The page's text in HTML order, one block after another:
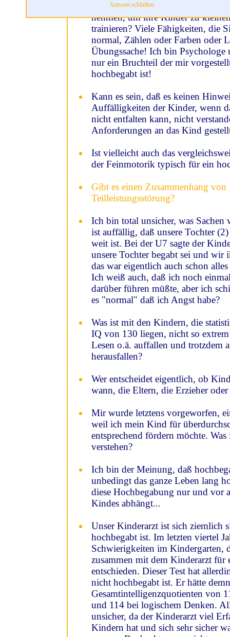
Antwort schließen
Befürchten Sie nicht, daß Eltern
nehmen, um ihre Kinder zu
trainieren? Viele Fähigkeiten, die
normal, Zählen oder Farben oder
Übungssache! Ich bin
nur ein Bruchteil der mir
hochbegabt ist!
Kann es sein, daß es keinen
Auffälligkeiten der Kinder, wenn
nicht entfalten kann, nicht
Anforderungen an das Kind
Ist vielleicht auch das
der Feinmotorik typisch für ein
Gibt es einen Zusammenhang
Teilleistungsstörung?
Ich bin total unsicher, was
ist auffällig, daß unsere Tochter
weit ist. Bei der U7 sagte der
unsere Tochter begabt sei und wir
das war eigentlich auch schon
Ich weiß auch, daß ich noch
darüber führen müßte, aber ich
es "normal" daß ich Angst habe?
Was ist mit den Kindern, die
IQ von 130 liegen, nicht so
Lesen o.ä. auffallen und trotzdem
herausfallen?
Wer entscheidet eigentlich, ob
wann, die Eltern, die Erzieher
Mir wurde letztens vorgeworfen,
weil ich mein Kind für
entsprechend fördern möchte.
verstehen?
Ich bin der Meinung, daß
unbedingt das ganze Leben lang
diese Hochbegabung nur und vor
Kindes abhängt...
Unser Kinderarzt ist sich ziemlich
hochbegabt ist. Im letzten viertel
Schwierigkeiten im Kindergarten,
zusammen mit dem Kinderarzt für
entschieden. Dieser Test hat
nicht hochbegabt ist. Er hätte
Gesamtintelligenzquotienten von
und 114 bei logischem Denken.
unsicher, da der Kinderarzt viel
Kindern hat und sich sehr sicher